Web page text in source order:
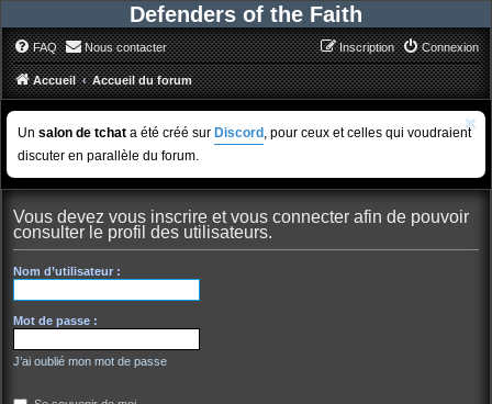
Defenders of the Faith
FAQ Nous contacter Connexion
Inscription
Accueil Accueil du forum
Un salon de tchat a été créé sur Discord , pour ceux et celles qui voudraient
discuter en parallèle du forum.
Vous devez vous inscrire et vous connecter afin de pouvoir
consulter le profil des utilisateurs.
Nom d’utilisateur :
Mot de passe :
J’ai oublié mon mot de passe